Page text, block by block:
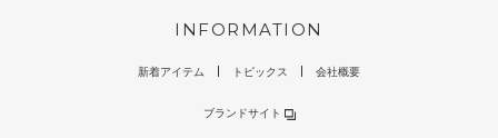
INFORMATION
新着アイテム トピックス 会社概要
ブランドサイト